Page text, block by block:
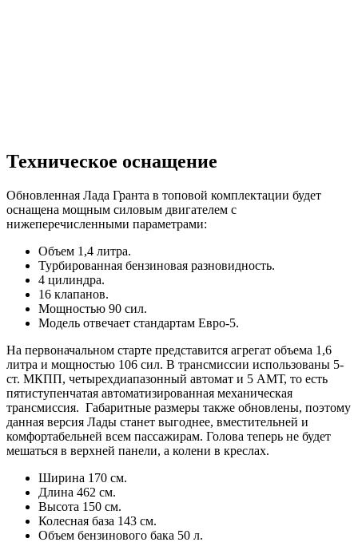
Техническое оснащение
Обновленная Лада Гранта в топовой комплектации будет
оснащена мощным силовым двигателем с
нижеперечисленными параметрами:
Объем 1,4 литра.
Турбированная бензиновая разновидность.
4 цилиндра.
16 клапанов.
Мощностью 90 сил.
Модель отвечает стандартам Евро-5.
На первоначальном старте представится агрегат объема 1,6
литра и мощностью 106 сил. В трансмиссии использованы 5-
ст. МКПП, четырехдиапазонный автомат и 5 АМТ, то есть
пятиступенчатая автоматизированная механическая
трансмиссия. Габаритные размеры также обновлены, поэтому
данная версия Лады станет выгоднее, вместительней и
комфортабельней всем пассажирам. Голова теперь не будет
мешаться в верхней панели, а колени в креслах.
Ширина 170 см.
Длина 462 см.
Высота 150 см.
Колесная база 143 см.
Объем бензинового бака 50 л.